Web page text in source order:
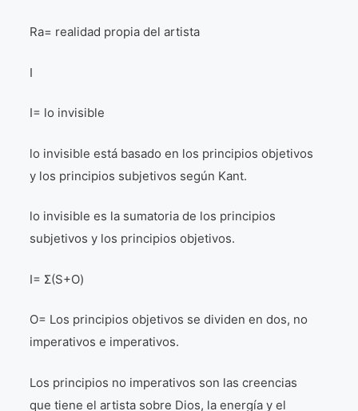
Ra= realidad propia del artista
I
I= lo invisible
lo invisible está basado en los principios objetivos
y los principios subjetivos según Kant.
lo invisible es la sumatoria de los principios
subjetivos y los principios objetivos.
I= Σ(S+O)
O= Los principios objetivos se dividen en dos, no
imperativos e imperativos.
Los principios no imperativos son las creencias
que tiene el artista sobre Dios, la energía y el